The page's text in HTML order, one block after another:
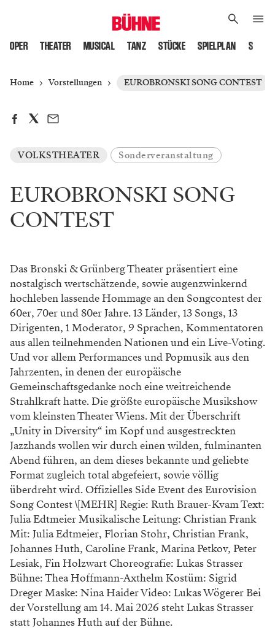
OPER THEATER MUSICAL TANZ STÜCKE SPIELPLAN
Home Vorstellungen EUROBRONSKI SONG CONTEST
VOLKSTHEATER Sonderveranstaltung
EUROBRONSKI SONG
CONTEST
Das Bronski & Grünberg Theater präsentiert eine
nostalgisch wertschätzende, sowie augenzwinkernd
hochleben lassende Hommage an den Songcontest der
60er, 70er und 80er Jahre. 13 Länder, 13 Songs, 13
Dirigenten, 1 Moderator, 9 Sprachen, Kommentatoren
aus allen teilnehmenden Nationen und ein Live-Voting.
Und vor allem Performances und Popmusik aus den
Jahrzenten, in denen der europäische
Gemeinschaftsgedanke noch eine weitreichende
Strahlkraft hatte. Die größte europäische Musikshow
vom kleinsten Theater Wiens. Mit der Überschrift
„Unity in Diversity“ im Kopf und ausgestreckten
Jazzhands wollen wir durch einen wilden, fulminanten
Abend führen, an dem dieses bekannte und geliebte
Format zugleich total abgefeiert, sowie völlig
überdreht wird. Offizielles Side Event des Eurovision
Song Contest \[MEHR] Regie: Ruth Brauer-Kvam Text:
Julia Edtmeier Musikalische Leitung: Christian Frank
Mit: Julia Edtmeier, Florian Stohr, Christian Frank,
Johannes Huth, Caroline Frank, Marina Petkov, Peter
Lesiak, Fin Holzwart Choreografie: Lukas Strasser
Bühne: Thea Hoffmann-Axthelm Kostüm: Sigrid
Dreger Maske: Nina Haider Video: Lukas Wögerer Bei
der Vorstellung am 14. Mai 2026 steht Lukas Strasser
statt Johannes Huth auf der Bühne.